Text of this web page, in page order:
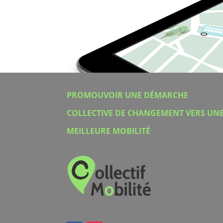
PROMOUVOIR UNE DÉMARCHE
COLLECTIVE DE CHANGEMENT VERS
MEILLEURE MOBILITÉ